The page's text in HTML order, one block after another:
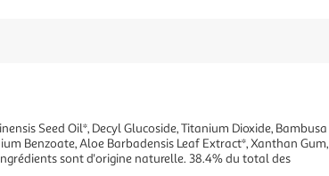
Seed Oil*, Decyl Glucoside, Titanium Dioxide, Bambusa
Benzoate, Aloe Barbadensis Leaf Extract*, Xanthan Gum,
sont d'origine naturelle. 38.4% du total des